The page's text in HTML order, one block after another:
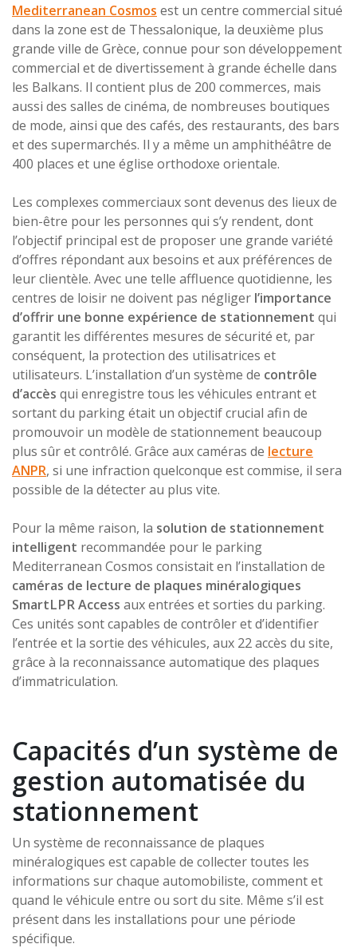
Mediterranean Cosmos est un centre commercial situé
dans la zone est de Thessalonique, la deuxième plus
grande ville de Grèce, connue pour son développement
commercial et de divertissement à grande échelle dans
les Balkans. Il contient plus de 200 commerces, mais
aussi des salles de cinéma, de nombreuses boutiques
de mode, ainsi que des cafés, des restaurants, des bars
et des supermarchés. Il y a même un amphithéâtre de
400 places et une église orthodoxe orientale.
Les complexes commerciaux sont devenus des lieux de
bien-être pour les personnes qui s’y rendent, dont
l’objectif principal est de proposer une grande variété
d’offres répondant aux besoins et aux préférences de
leur clientèle. Avec une telle affluence quotidienne, les
centres de loisir ne doivent pas négliger l’importance
d’offrir une bonne expérience de stationnement qui
garantit les différentes mesures de sécurité et, par
conséquent, la protection des utilisatrices et
utilisateurs. L’installation d’un système de contrôle
d’accès qui enregistre tous les véhicules entrant et
sortant du parking était un objectif crucial afin de
promouvoir un modèle de stationnement beaucoup
plus sûr et contrôlé. Grâce aux caméras de lecture
ANPR, si une infraction quelconque est commise, il sera
possible de la détecter au plus vite.
Pour la même raison, la solution de stationnement
intelligent recommandée pour le parking
Mediterranean Cosmos consistait en l’installation de
caméras de lecture de plaques minéralogiques
SmartLPR Access aux entrées et sorties du parking.
Ces unités sont capables de contrôler et d’identifier
l’entrée et la sortie des véhicules, aux 22 accès du site,
grâce à la reconnaissance automatique des plaques
d’immatriculation.
Capacités d’un système de
gestion automatisée du
stationnement
Un système de reconnaissance de plaques
minéralogiques est capable de collecter toutes les
informations sur chaque automobiliste, comment et
quand le véhicule entre ou sort du site. Même s’il est
présent dans les installations pour une période
spécifique.